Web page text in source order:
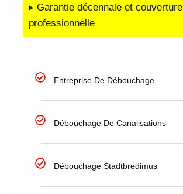
▸ Garantie décennale et couverture
professionnelle
Entreprise De Débouchage
Débouchage De Canalisations
Débouchage Stadtbredimus